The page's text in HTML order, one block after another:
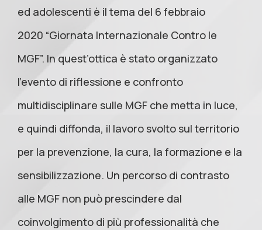
ed adolescenti è il tema del 6 febbraio
2020 “Giornata Internazionale Contro le
MGF”. In quest’ottica è stato organizzato
l’evento di riflessione e confronto
multidisciplinare sulle MGF che metta in luce,
e quindi diffonda, il lavoro svolto sul territorio
per la prevenzione, la cura, la formazione e la
sensibilizzazione. Un percorso di contrasto
alle MGF non può prescindere dal
coinvolgimento di più professionalità che